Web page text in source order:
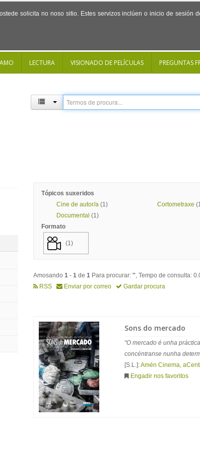
solicita no noso sitio. Estes servizos inclúen o inicio de
LECTURA VISIONADO DE PELÍCULAS PREGUNTAS
Tópicos suxeridos
Cine de autor/a (1) Cortometraxe
Documental (1)
Formato
(1)
Amosando 1 - 1 de 1 Para procurar: '', Tempo de consulta:
RSS
Enviar por correo Gardar procura
Sons do mercado
"O mercado é unha
concéntranse nunha
[S.L.]:Amén Cinema,
Engadir nos favoritos